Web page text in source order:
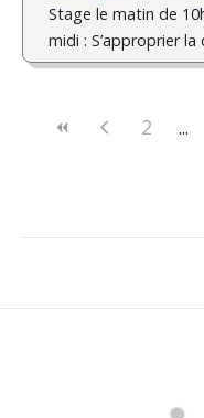
Stage le matin de
midi : S’approprier
2